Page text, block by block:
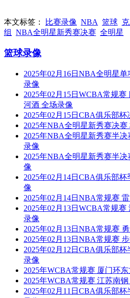
本文标签： 比赛录像 NBA 篮球
组
NBA全明星新秀赛决赛 全明星
篮球录像
2025年02月16日NBA全明星
录像
2025年02月15日WCBA常规
河酒 全场录像
2025年02月15日CBA俱乐部
2025年NBA全明星新秀赛决
2025年NBA全明星新秀赛半
录像
2025年NBA全明星新秀赛半
像
2025年02月14日CBA俱乐部
像
2025年02月14日NBA常规赛
2025年02月13日WCBA常规
录像
2025年02月13日NBA常规赛
2025年02月13日NBA常规赛
2025年02月12日CBA俱乐部
录像
2025年WCBA常规赛 厦门环
2025年WCBA常规赛 江苏南
2025年02月11日CBA俱乐部